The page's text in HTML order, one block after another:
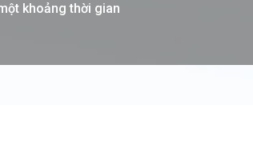
khoảng thời gian